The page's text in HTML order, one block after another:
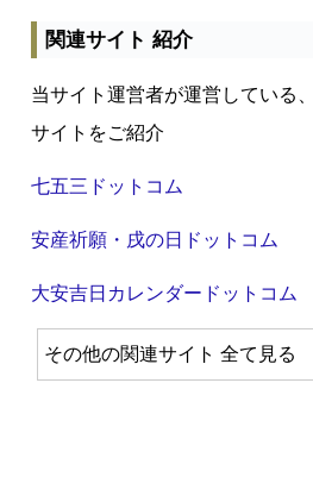
関連サイト 紹介
当サイト運営者が運営している
サイトをご紹介
七五三ドットコム
安産祈願・戌の日ドットコム
大安吉日カレンダードットコム
その他の関連サイト 全て見る